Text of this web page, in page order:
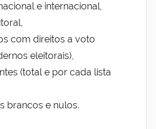
e internacional,
com direitos a voto
eleitorais),
(total e por cada lista
brancos e nulos.